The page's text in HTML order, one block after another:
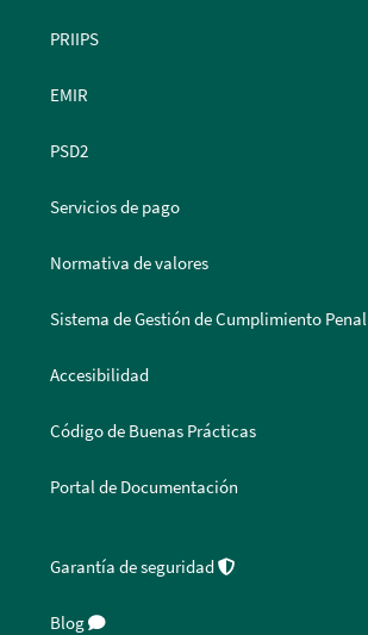
PRIIPS
EMIR
PSD2
Servicios de pago
Normativa de valores
Sistema de Gestión de Cumplimiento Penal
Accesibilidad
Código de Buenas Prácticas
Portal de Documentación
Garantía de seguridad
Blog